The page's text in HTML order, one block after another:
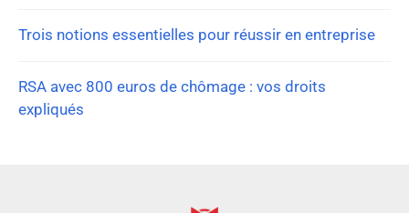
Trois notions essentielles pour réussir en entreprise
RSA avec 800 euros de chômage : vos droits
expliqués